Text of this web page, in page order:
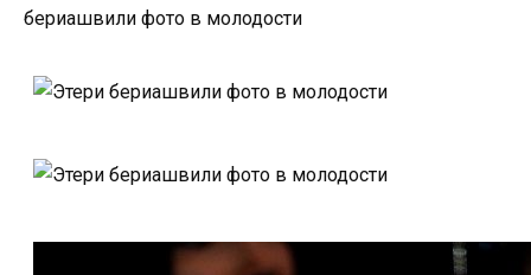
бериашвили фото в молодости